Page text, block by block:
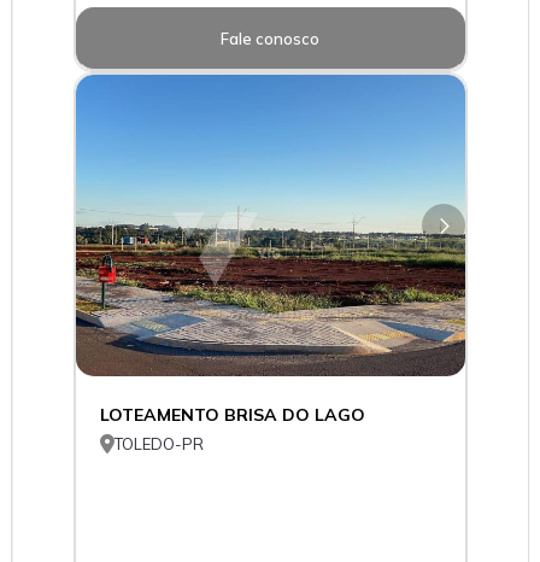
Fale conosco
LOTEAMENTO BRISA DO LAGO
TOLEDO-PR